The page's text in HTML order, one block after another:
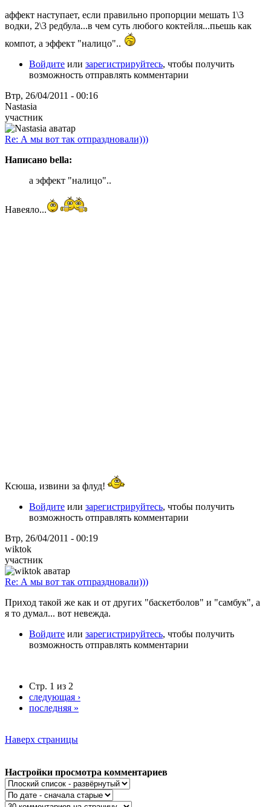
аффект наступает, если правильно пропорции мешать 1\3
водки, 2\3 редбула...в чем суть любого коктейля...пьешь как
компот, а эффект "налицо"..
Войдите или зарегистрируйтесь, чтобы получить
возможность отправлять комментарии
Втр, 26/04/2011 - 00:16
Nastasia
участник
Re: А мы вот так отпраздновали)))
Написано bella:
а эффект "налицо"..
Навеяло...
Ксюша, извини за флуд!
Войдите или зарегистрируйтесь, чтобы получить
возможность отправлять комментарии
Втр, 26/04/2011 - 00:19
wiktok
участник
Re: А мы вот так отпраздновали)))
Приход такой же как и от других "баскетболов" и "самбук", а
я то думал... вот невежда.
Войдите или зарегистрируйтесь, чтобы получить
возможность отправлять комментарии
Стр. 1 из 2
следующая ›
последняя »
Наверх страницы
Настройки просмотра комментариев